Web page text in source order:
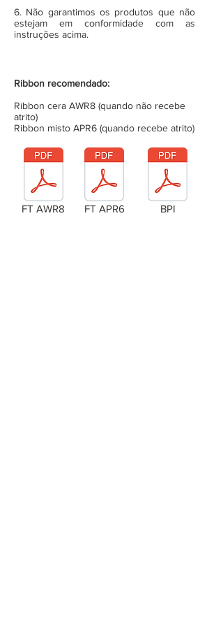
6. Não garantimos os produtos que não
estejam em conformidade com as
instruções acima.
Ribbon recomendado:
Ribbon cera AWR8 (quando não recebe
atrito)
Ribbon misto APR6 (quando recebe atrito)
FT AWR8 FT APR6 BPI